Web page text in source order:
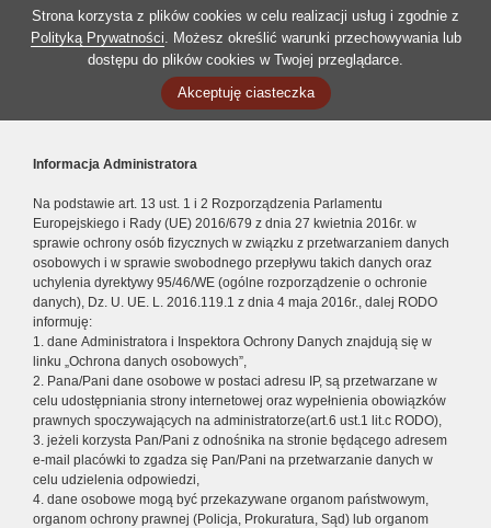
Strona korzysta z plików cookies w celu realizacji usług i zgodnie z
Polityką Prywatności. Możesz określić warunki przechowywania lub
dostępu do plików cookies w Twojej przeglądarce.
Akceptuję ciasteczka
Informacja Administratora
Na podstawie art. 13 ust. 1 i 2 Rozporządzenia Parlamentu
Europejskiego i Rady (UE) 2016/679 z dnia 27 kwietnia 2016r. w
sprawie ochrony osób fizycznych w związku z przetwarzaniem danych
osobowych i w sprawie swobodnego przepływu takich danych oraz
uchylenia dyrektywy 95/46/WE (ogólne rozporządzenie o ochronie
danych), Dz. U. UE. L. 2016.119.1 z dnia 4 maja 2016r., dalej RODO
informuję:
1. dane Administratora i Inspektora Ochrony Danych znajdują się w
linku „Ochrona danych osobowych”,
2. Pana/Pani dane osobowe w postaci adresu IP, są przetwarzane w
celu udostępniania strony internetowej oraz wypełnienia obowiązków
prawnych spoczywających na administratorze(art.6 ust.1 lit.c RODO),
3. jeżeli korzysta Pan/Pani z odnośnika na stronie będącego adresem
e-mail placówki to zgadza się Pan/Pani na przetwarzanie danych w
celu udzielenia odpowiedzi,
4. dane osobowe mogą być przekazywane organom państwowym,
organom ochrony prawnej (Policja, Prokuratura, Sąd) lub organom